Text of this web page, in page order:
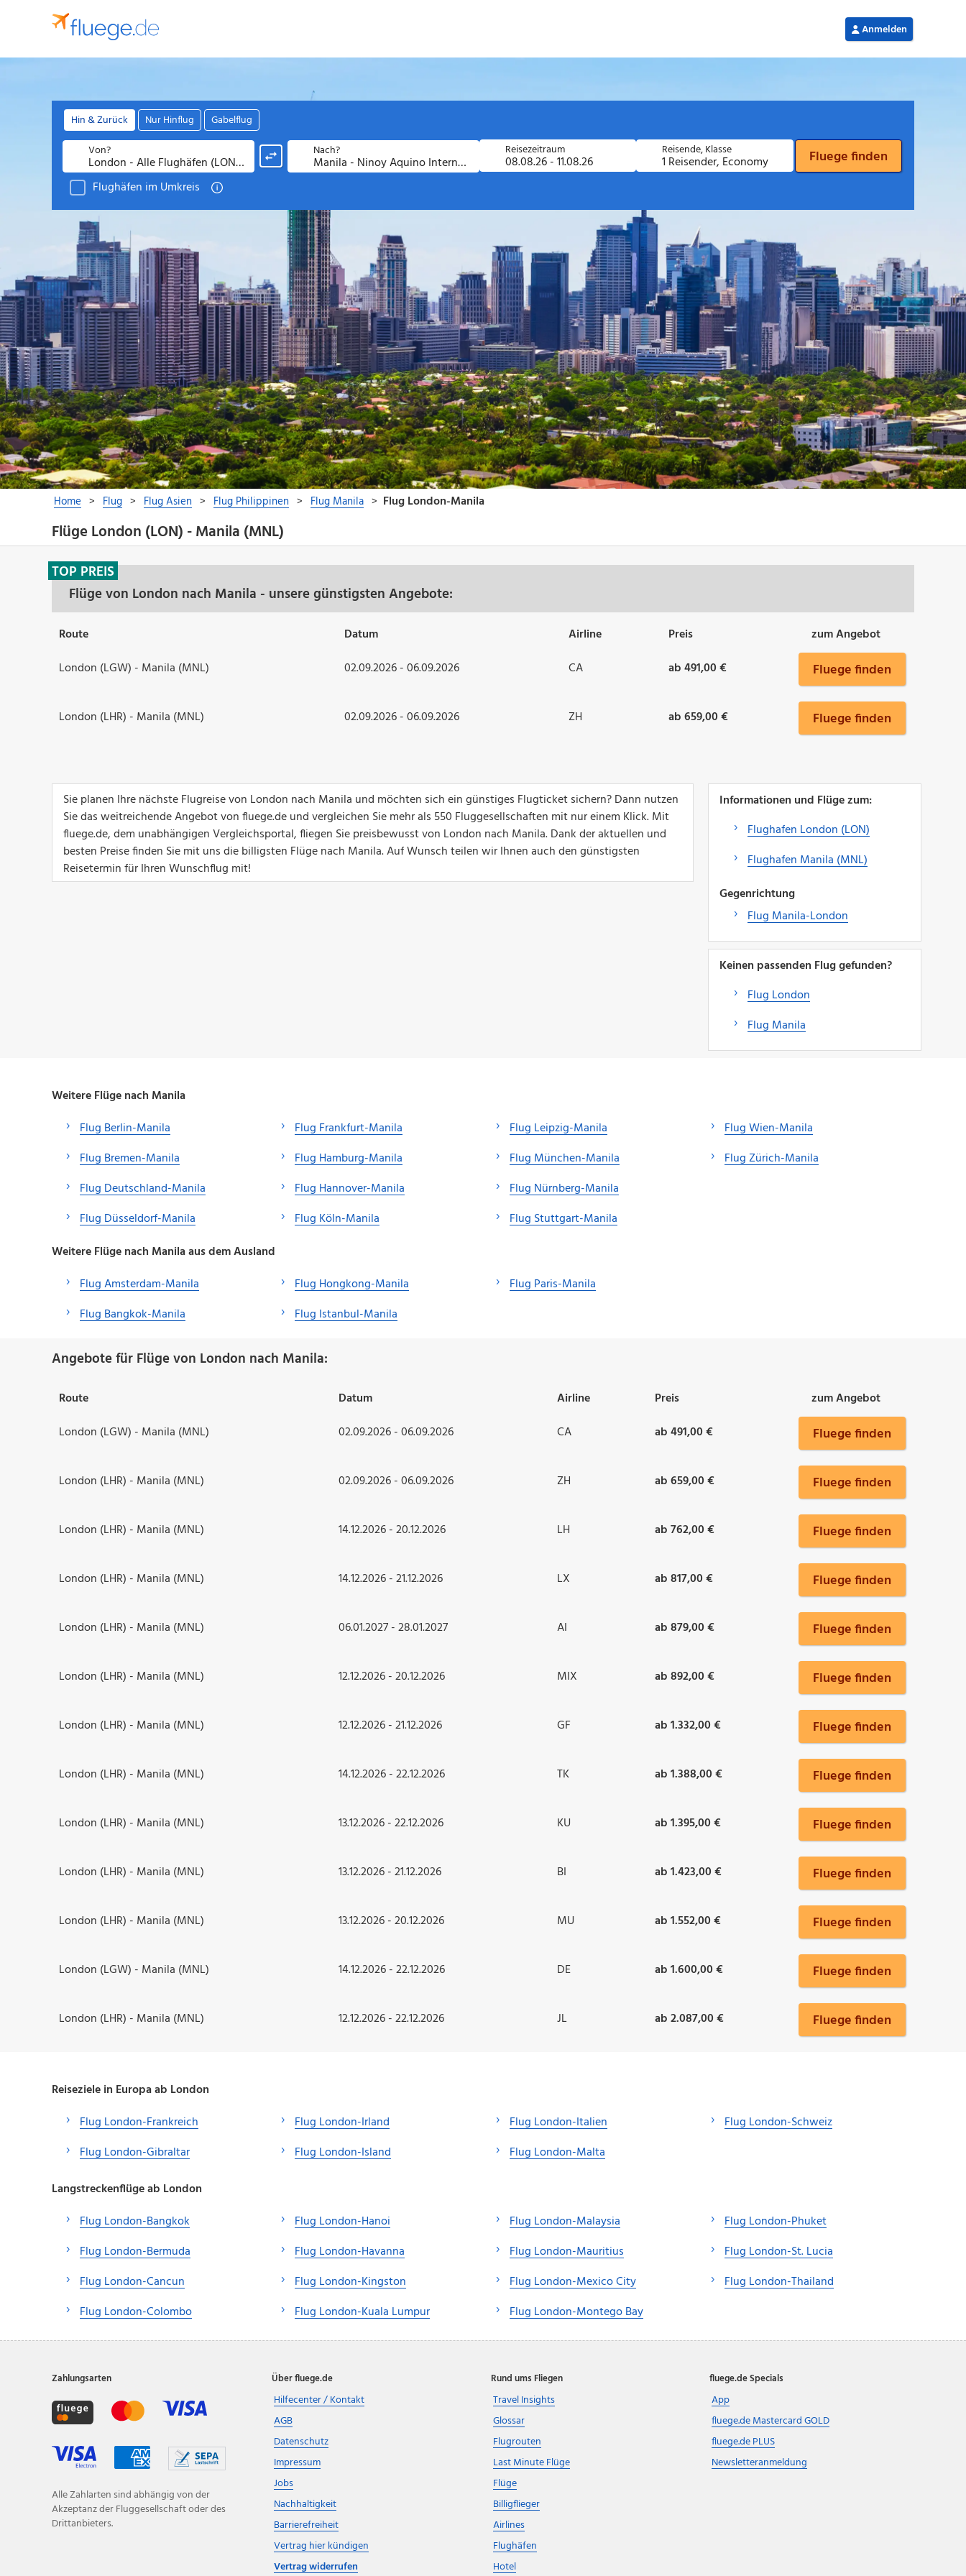
Flüge London (LON) - Manila (MNL)
Flüge von London nach Manila - unsere günstigsten Angebote:
TOP PREIS
Route Datum Airline Preis
zum Angebot
London (LGW) - Manila (MNL)
02.09.2026 - 06.09.2026 CA ab 491,00 € Fluege finden
London (LHR) - Manila (MNL) 02.09.2026 - 06.09.2026 ZH ab 659,00 € Fluege finden
Sie planen Ihre nächste Flugreise von London nach Manila und möchten sich ein günstiges Flugticket sichern? Dann nutzen
Sie das weitreichende Angebot von fluege.de und vergleichen Sie mehr als 550 Fluggesellschaften mit nur einem Klick. Mit
fluege.de, dem unabhängigen Vergleichsportal, fliegen Sie preisbewusst von London nach Manila. Dank der aktuellen und
besten Preise finden Sie mit uns die billigsten Flüge nach Manila. Auf Wunsch teilen wir Ihnen auch den günstigsten
Reisetermin für Ihren Wunschflug mit!
Informationen und Flüge zum:
Flughafen London (LON)
Flughafen Manila (MNL)
Gegenrichtung
Flug Manila-London
Keinen passenden Flug gefunden?
Flug London
Flug Manila
Weitere Flüge nach Manila
Flug Berlin-Manila
Flug Bremen-Manila
Flug Deutschland-Manila
Flug Düsseldorf-Manila
Flug Frankfurt-Manila
Flug Hamburg-Manila
Flug Hannover-Manila
Flug Köln-Manila
Flug Leipzig-Manila
Flug München-Manila
Flug Nürnberg-Manila
Flug Stuttgart-Manila
Flug Wien-Manila
Flug Zürich-Manila
Weitere Flüge nach Manila aus dem Ausland
Flug Amsterdam-Manila
Flug Bangkok-Manila
Flug Hongkong-Manila
Flug Istanbul-Manila
Flug Paris-Manila
Angebote für Flüge von London nach Manila:
Route Datum Airline Preis
zum Angebot
London (LGW) - Manila (MNL)
02.09.2026 - 06.09.2026 CA ab 491,00 € Fluege finden
London (LHR) - Manila (MNL) 02.09.2026 - 06.09.2026 ZH ab 659,00 € Fluege finden
London (LHR) - Manila (MNL) 14.12.2026 - 20.12.2026 LH ab 762,00 € Fluege finden
London (LHR) - Manila (MNL) 14.12.2026 - 21.12.2026 LX ab 817,00 € Fluege finden
London (LHR) - Manila (MNL) 06.01.2027 - 28.01.2027 AI ab 879,00 € Fluege finden
London (LHR) - Manila (MNL) 12.12.2026 - 20.12.2026 MIX ab 892,00 € Fluege finden
London (LHR) - Manila (MNL) 12.12.2026 - 21.12.2026 GF ab 1.332,00 € Fluege finden
London (LHR) - Manila (MNL) 14.12.2026 - 22.12.2026 TK ab 1.388,00 € Fluege finden
London (LHR) - Manila (MNL) 13.12.2026 - 22.12.2026 KU ab 1.395,00 € Fluege finden
London (LHR) - Manila (MNL) 13.12.2026 - 21.12.2026 BI ab 1.423,00 € Fluege finden
London (LHR) - Manila (MNL) 13.12.2026 - 20.12.2026 MU ab 1.552,00 € Fluege finden
London (LGW) - Manila (MNL) 14.12.2026 - 22.12.2026 DE ab 1.600,00 € Fluege finden
London (LHR) - Manila (MNL) 12.12.2026 - 22.12.2026 JL ab 2.087,00 € Fluege finden
Reiseziele in Europa ab London
Flug London-Frankreich
Flug London-Gibraltar
Flug London-Irland
Flug London-Island
Flug London-Italien
Flug London-Malta
Flug London-Schweiz
Langstreckenflüge ab London
Flug London-Bangkok
Flug London-Bermuda
Flug London-Cancun
Flug London-Colombo
Flug London-Hanoi
Flug London-Havanna
Flug London-Kingston
Flug London-Kuala Lumpur
Flug London-Malaysia
Flug London-Mauritius
Flug London-Mexico City
Flug London-Montego Bay
Flug London-Phuket
Flug London-St. Lucia
Flug London-Thailand